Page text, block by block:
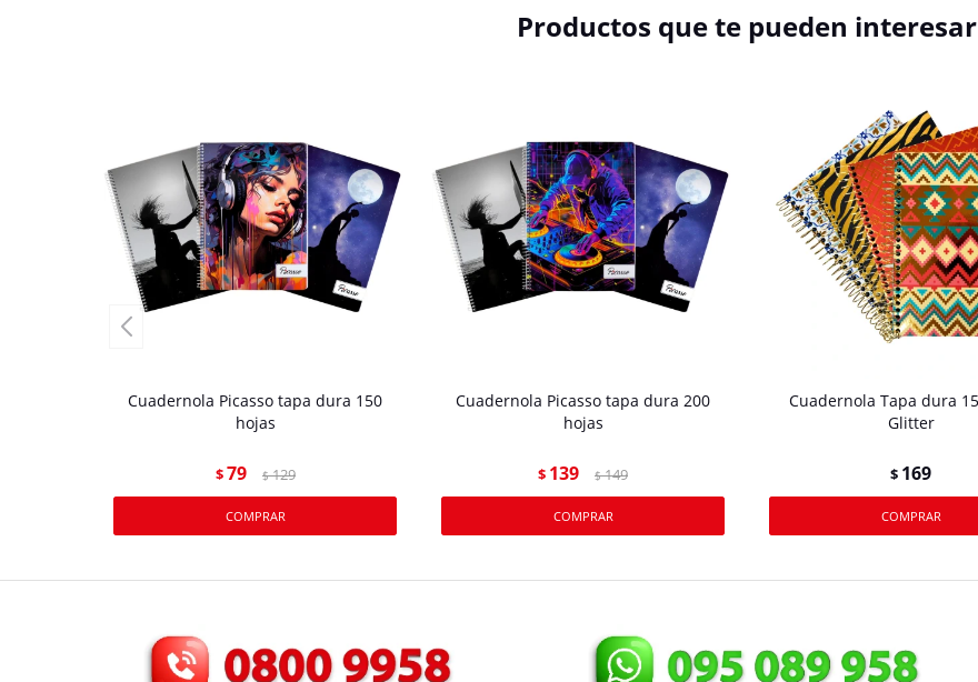
Productos que te pueden interesar
Cuadernola Picasso tapa dura 150
hojas
$79 $ 129
Cuadernola Picasso tapa dura 200
hojas
$ 139 $ 149
Cuadernola Tapa dura
Glitter
$ 169